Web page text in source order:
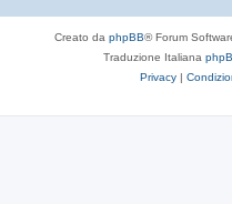
Creato da phpBB® Forum
Traduzione Italiana
Privacy |